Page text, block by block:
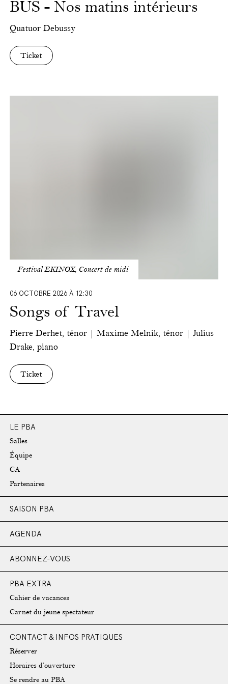
BUS - Nos matins intérieurs
Quatuor Debussy
Ticket
Festival EKINOX, Concert de midi
06 OCTOBRE 2026 À 12:30
Songs of Travel
Pierre Derhet, ténor | Maxime Melnik, ténor | Julius
Drake, piano
Ticket
LE PBA
Salles
Équipe
CA
Partenaires
SAISON PBA
AGENDA
ABONNEZ-VOUS
PBA EXTRA
Cahier de vacances
Carnet du jeune spectateur
CONTACT & INFOS PRATIQUES
Réserver
Horaires d’ouverture
Se rendre au PBA